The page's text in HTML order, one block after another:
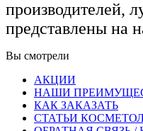
производителей,
представлены на
Вы смотрели
АКЦИИ
НАШИ
КАК ЗАКАЗАТЬ
СТАТЬИ